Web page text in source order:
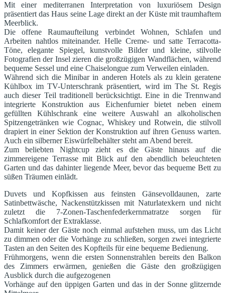
Mit einer mediterranen Interpretation von luxuriösem Design
präsentiert das Haus seine Lage direkt an der Küste mit traumhaftem
Meerblick.
Die offene Raumaufteilung verbindet Wohnen, Schlafen und
Arbeiten nahtlos miteinander. Helle Creme- und satte Terracotta-
Töne, elegante Spiegel, kunstvolle Bilder und kleine, stilvolle
Fotografien der Insel zieren die großzügigen Wandflächen, während
bequeme Sessel und eine Chaiselongue zum Verweilen einladen.
Während sich die Minibar in anderen Hotels als zu klein geratene
Kühlbox im TV-Unterschrank präsentiert, wird im The St. Regis
auch dieser Teil traditionell berücksichtigt. Eine in die Trennwand
integrierte Konstruktion aus Eichenfurnier bietet neben einem
gefüllten Kühlschrank eine weitere Auswahl an alkoholischen
Spitzengetränken wie Cognac, Whiskey und Rotwein, die stilvoll
drapiert in einer Sektion der Konstruktion auf ihren Genuss warten.
Auch ein silberner Eiswürfelbehälter steht am Abend bereit.
Zum beliebten Nightcup zieht es die Gäste hinaus auf die
zimmereigene Terrasse mit Blick auf den abendlich beleuchteten
Garten und das dahinter liegende Meer, bevor das bequeme Bett zu
süßen Träumen einlädt.
Duvets und Kopfkissen aus feinsten Gänsevolldaunen, zarte
Satinbettwäsche, Nackenstützkissen mit Naturlatexkern und nicht
zuletzt die 7-Zonen-Taschenfederkernmatratze sorgen für
Schlafkomfort der Extraklasse.
Damit keiner der Gäste noch einmal aufstehen muss, um das Licht
zu dimmen oder die Vorhänge zu schließen, sorgen zwei integrierte
Tasten an den Seiten des Kopfteils für eine bequeme Bedienung.
Frühmorgens, wenn die ersten Sonnenstrahlen bereits den Balkon
des Zimmers erwärmen, genießen die Gäste den großzügigen
Ausblick durch die aufgezogenen
Vorhänge auf den üppigen Garten und das in der Sonne glitzernde